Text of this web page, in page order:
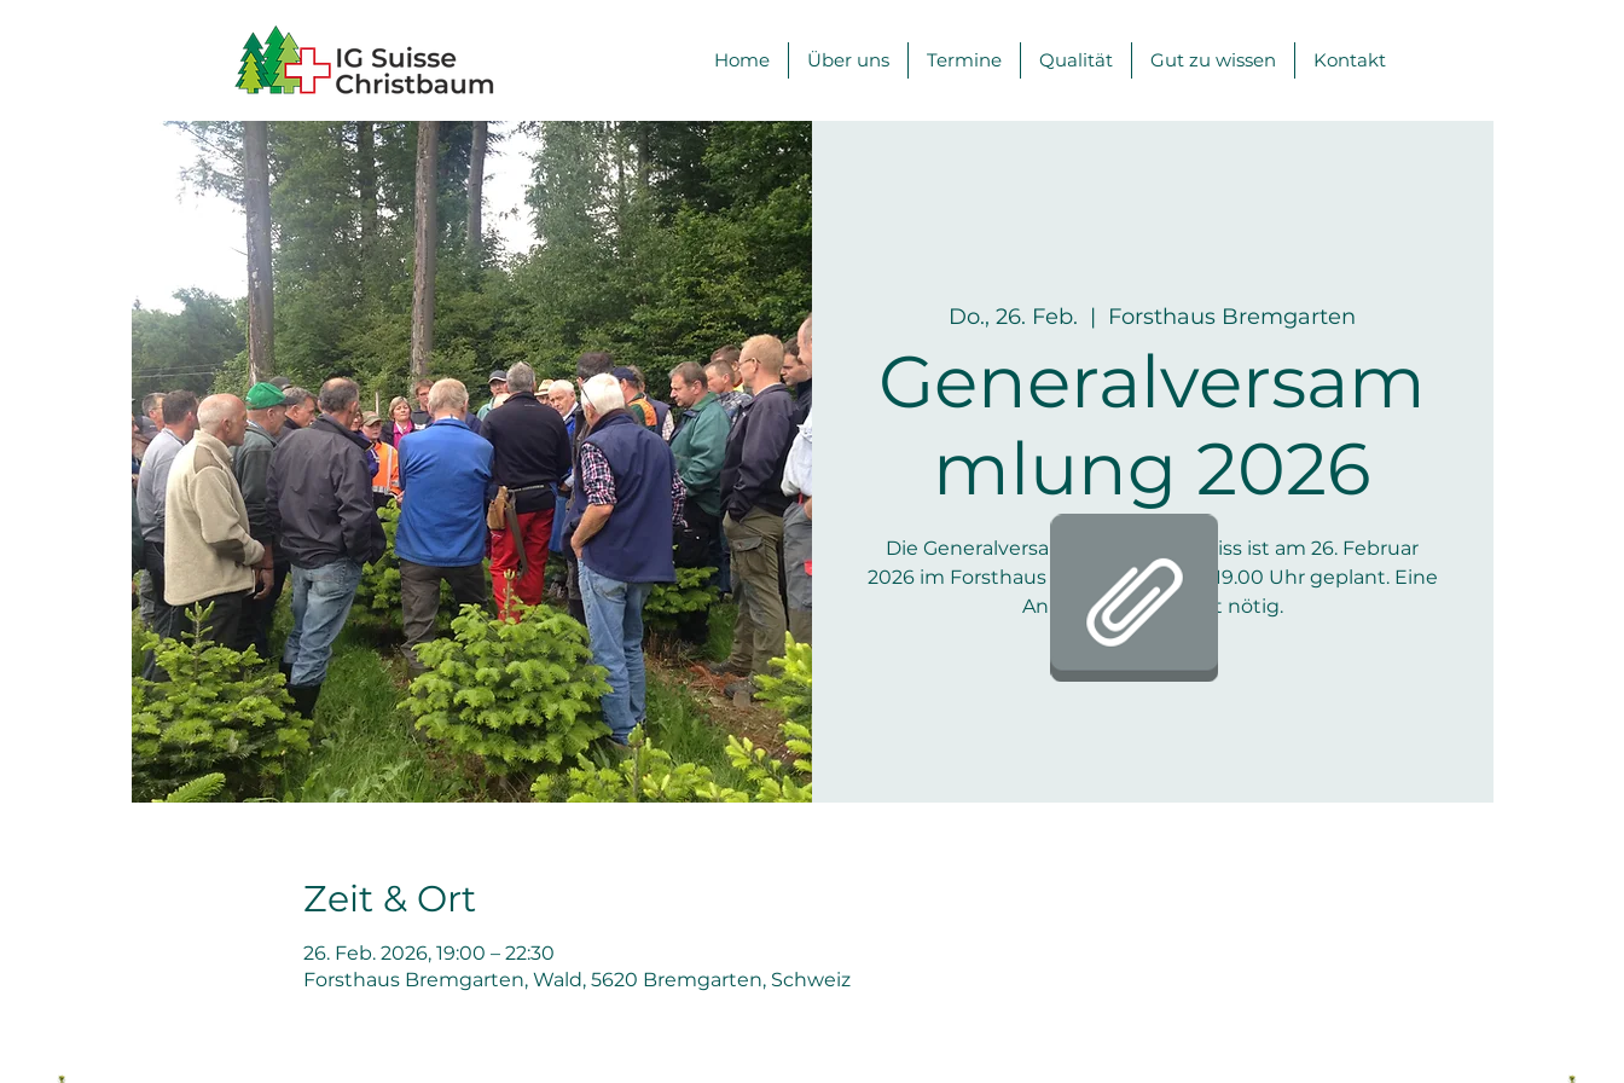
Home Über uns Termine Qualität Gut zu wissen Kontakt
Do., 26. Feb.
  |
Forsthaus Bremgarten
Generalversam
mlung 2026
Die Generalversammlung mit Imbiss ist am 26. Februar
2026 im Forsthaus Bremgarten um 19.00 Uhr geplant. Eine
Anmeldung ist nicht nötig.
Zeit & Ort
26. Feb. 2026, 19:00 – 22:30
Forsthaus Bremgarten, Wald, 5620 Bremgarten, Schweiz